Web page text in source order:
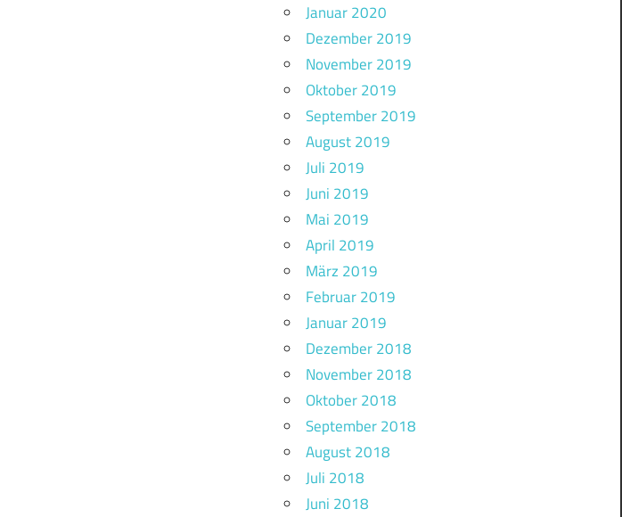
Januar 2020
Dezember 2019
November 2019
Oktober 2019
September 2019
August 2019
Juli 2019
Juni 2019
Mai 2019
April 2019
März 2019
Februar 2019
Januar 2019
Dezember 2018
November 2018
Oktober 2018
September 2018
August 2018
Juli 2018
Juni 2018